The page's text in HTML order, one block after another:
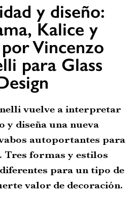
y diseño:
Kalice y
Vincenzo
para Glass
vuelve a interpretar
y diseña una nueva
autoportantes para
Tres formas y estilos
para un tipo de
valor de decoración.